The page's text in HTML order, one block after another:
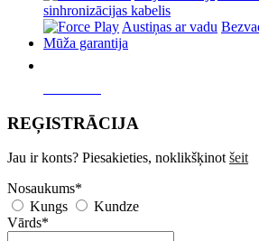
sinhronizācijas kabelis
Austiņas ar vadu
Mūža garantija
REĢISTRĀCIJA
Jau ir konts? Piesakieties, noklikšķinotšeit
Nosaukums*
Kungs
Kundze
Vārds*